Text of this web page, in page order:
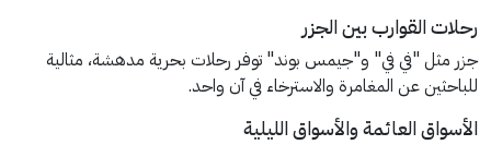
رحلات القوارب بين الجزر
جزر مثل "في في" و"جيمس بوند" توفر رحلات بحرية مدهشة، مثالية
للباحثين عن المغامرة والاسترخاء في آن واحد.
الأسواق العائمة والأسواق الليلية